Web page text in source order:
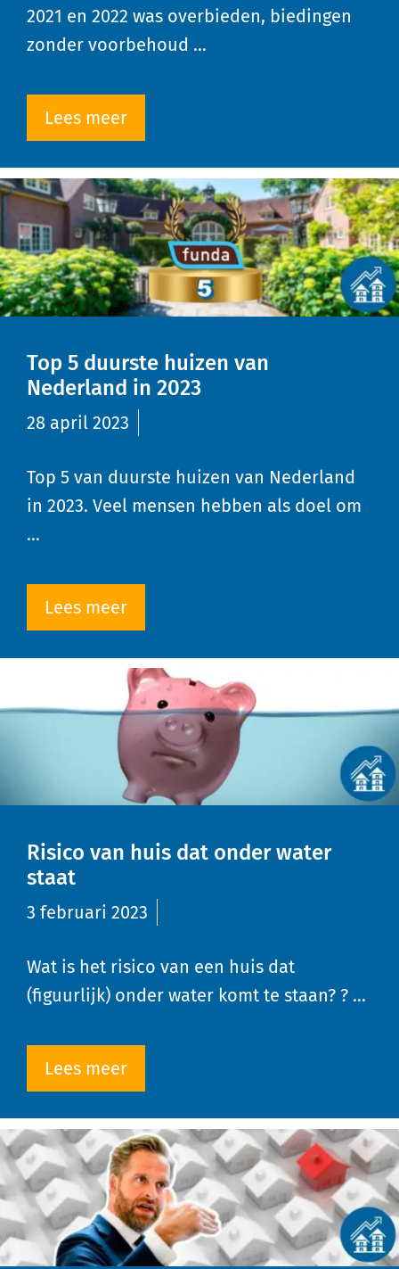
2021 en 2022 was overbieden, biedingen
zonder voorbehoud …
Lees meer
Top 5 duurste huizen van
Nederland in 2023
28 april 2023
Top 5 van duurste huizen van Nederland
in 2023. Veel mensen hebben als doel om
…
Lees meer
Risico van huis dat onder water
staat
3 februari 2023
Wat is het risico van een huis dat
(figuurlijk) onder water komt te staan? ? …
Lees meer